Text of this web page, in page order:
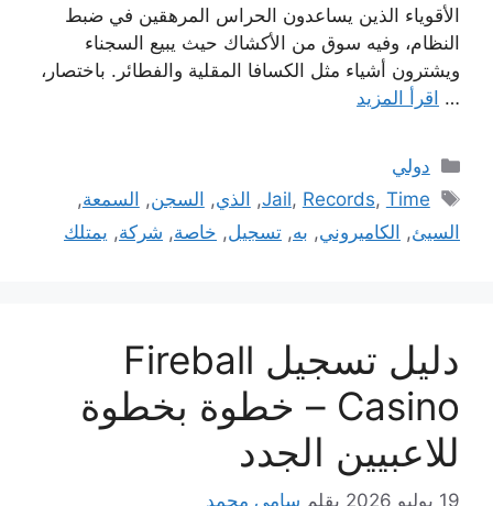
الأقوياء الذين يساعدون الحراس المرهقين في ضبط
النظام، وفيه سوق من الأكشاك حيث يبيع السجناء
ويشترون أشياء مثل الكسافا المقلية والفطائر. باختصار،
… اقرأ المزيد
التصنيفات
دولي
الوسوم
Jail, Records, Time
, الذي, السجن, السمعة,
السيئ, الكاميروني, به, تسجيل, خاصة, شركة, يمتلك
دليل تسجيل Fireball
Casino – خطوة بخطوة
للاعبيين الجدد
19 يوليو 2026 بقلم سامي محمد